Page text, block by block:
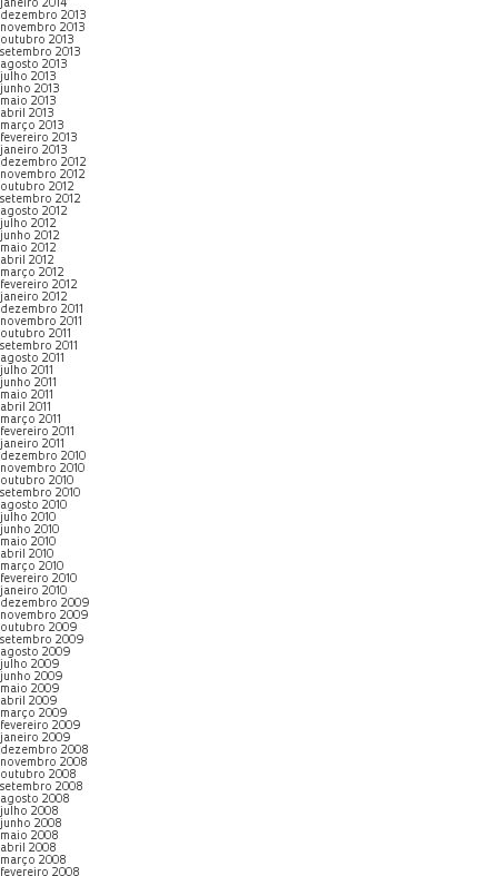
janeiro 2014
dezembro 2013
novembro 2013
outubro 2013
setembro 2013
agosto 2013
julho 2013
junho 2013
maio 2013
abril 2013
março 2013
fevereiro 2013
janeiro 2013
dezembro 2012
novembro 2012
outubro 2012
setembro 2012
agosto 2012
julho 2012
junho 2012
maio 2012
abril 2012
março 2012
fevereiro 2012
janeiro 2012
dezembro 2011
novembro 2011
outubro 2011
setembro 2011
agosto 2011
julho 2011
junho 2011
maio 2011
abril 2011
março 2011
fevereiro 2011
janeiro 2011
dezembro 2010
novembro 2010
outubro 2010
setembro 2010
agosto 2010
julho 2010
junho 2010
maio 2010
abril 2010
março 2010
fevereiro 2010
janeiro 2010
dezembro 2009
novembro 2009
outubro 2009
setembro 2009
agosto 2009
julho 2009
junho 2009
maio 2009
abril 2009
março 2009
fevereiro 2009
janeiro 2009
dezembro 2008
novembro 2008
outubro 2008
setembro 2008
agosto 2008
julho 2008
junho 2008
maio 2008
abril 2008
março 2008